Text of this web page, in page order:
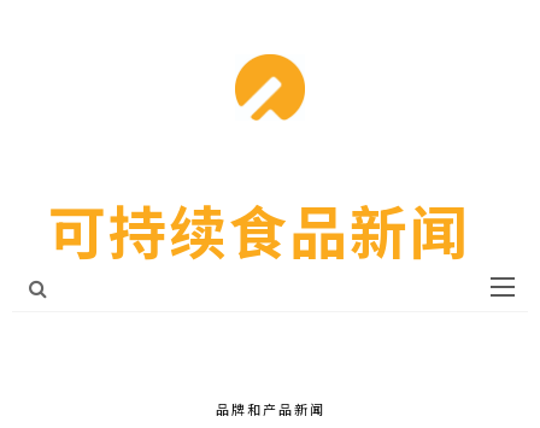
可持续食品新闻
品牌和产品新闻